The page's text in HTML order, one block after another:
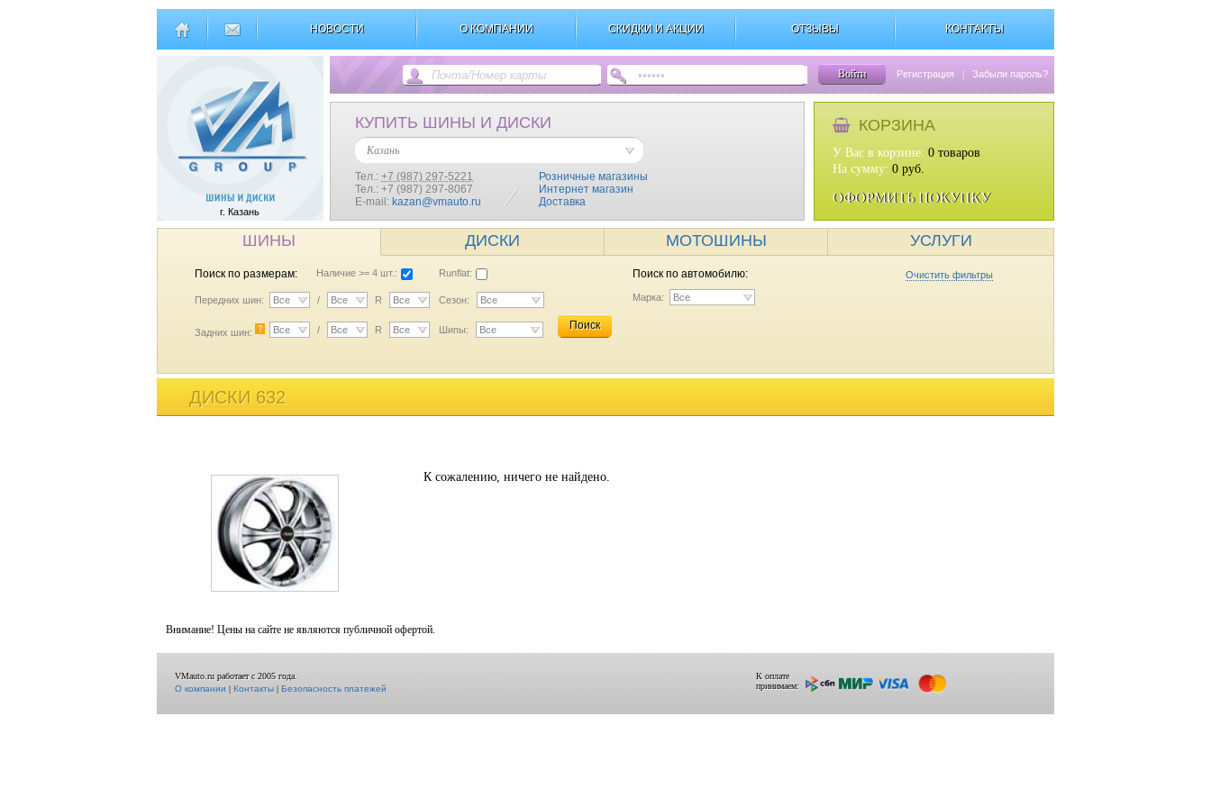
НОВОСТИ О КОМПАНИИ СКИДКИ И АКЦИИ ОТЗЫВЫ КОНТАКТЫ
г. Казань
Войти Регистрация | Забыли пароль?
КУПИТЬ ШИНЫ И ДИСКИ
Казань
Тел.: +7 (987) 297-5221
Тел.: +7 (987) 297-8067
E-mail: kazan@vmauto.ru
Розничные магазины
Интернет магазин
Доставка
КОРЗИНА
У Вас в корзине: 0 товаров
На сумму: 0 руб.
ОФОРМИТЬ ПОКУПКУ
ШИНЫ ДИСКИ МОТОШИНЫ УСЛУГИ
Поиск по размерам: Наличие >= 4 шт.: Runflat:
Передних шин: Все / Все R Все Сезон: Все
Задних шин: ? Все / Все R Все Шипы: Все Поиск
Поиск по автомобилю: Очистить фильтры
Марка: Все
ДИСКИ 632
К сожалению, ничего не найдено.
Внимание! Цены на сайте не являются публичной офертой.
VMauto.ru работает с 2005 года.
О компании|Контакты|Безопасность платежей
К оплате
принимаем: